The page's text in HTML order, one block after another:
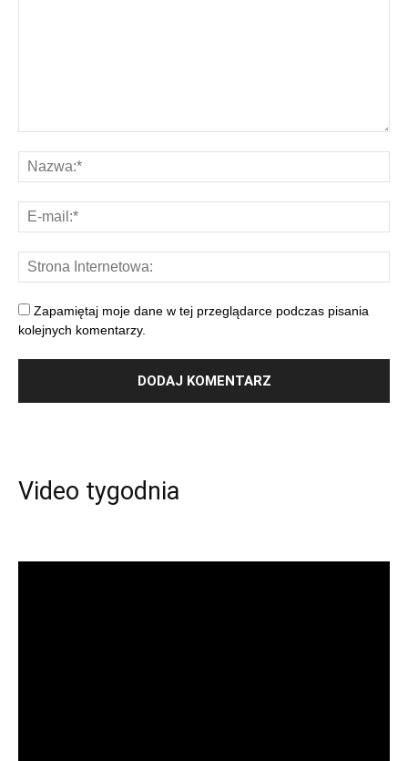
Zapamiętaj moje dane w tej przeglądarce podczas pisania
kolejnych komentarzy.
Video tygodnia